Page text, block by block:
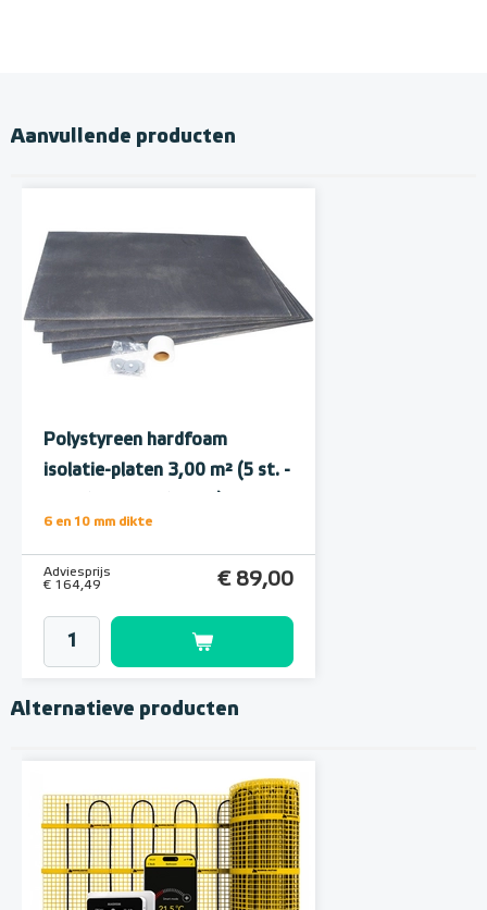
Aanvullende producten
Polystyreen hardfoam
isolatie-platen 3,00 m² (5 st. -
6 en 10 mm dikte
Adviesprijs
€ 164,49
€ 89,00
Alternatieve producten